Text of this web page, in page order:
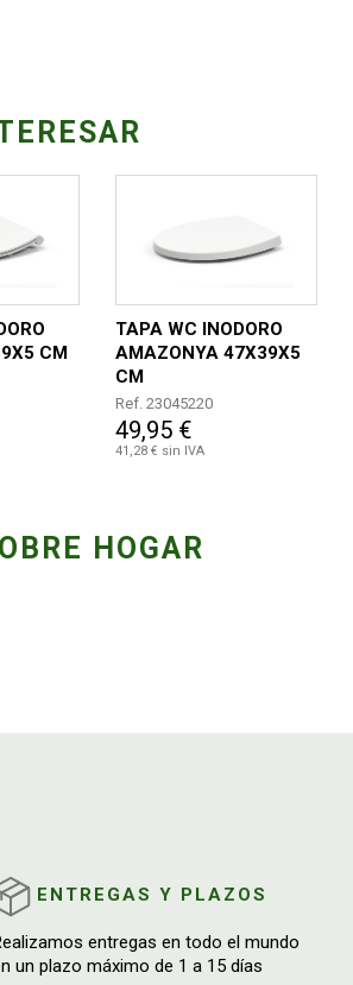
CM
TAPA WC INODORO
AMAZONYA 47X39X5
CM
Ref. 23045220
49,95 €
41,28 € sin IVA
HOGAR
ENTREGAS Y PLAZOS
entregas en todo el mundo
un plazo máximo de 1 a 15 días